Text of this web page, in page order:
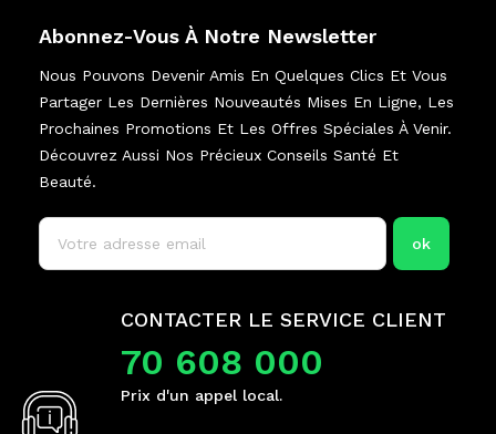
Abonnez-Vous À Notre Newsletter
Nous Pouvons Devenir Amis En Quelques Clics Et Vous
Partager Les Dernières Nouveautés Mises En Ligne, Les
Prochaines Promotions Et Les Offres Spéciales À Venir.
Découvrez Aussi Nos Précieux Conseils Santé Et
Beauté.
CONTACTER LE SERVICE CLIENT
70 608 000
Prix d'un appel local.